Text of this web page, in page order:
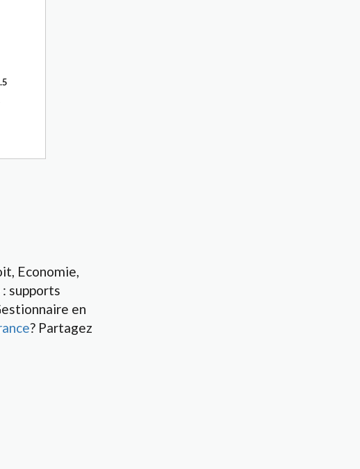
Economie,
supports
en
? Partagez